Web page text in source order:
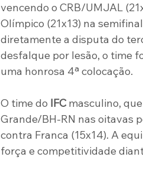
vencendo o CRB/UMJAL
Olímpico (21x13) na
diretamente a disputa do
desfalque por lesão, o time
uma honrosa 4ª colocação.
O time do IFC masculino,
Grande/BH-RN nas oitavas
contra Franca (15x14). A
força e competitividade